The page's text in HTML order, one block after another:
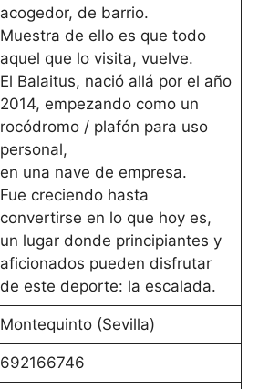
acogedor, de barrio.
Muestra de ello es que todo
aquel que lo visita, vuelve.
El Balaitus, nació allá por el año
2014, empezando como un
rocódromo / plafón para uso
personal,
en una nave de empresa.
Fue creciendo hasta
convertirse en lo que hoy es,
un lugar donde principiantes y
aficionados pueden disfrutar
de este deporte: la escalada.
Montequinto (Sevilla)
692166746